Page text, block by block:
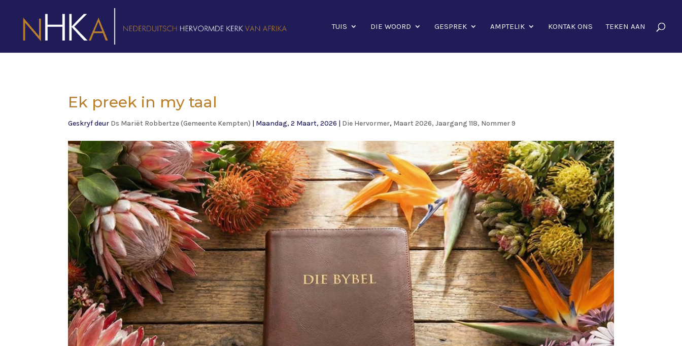
TUIS DIE WOORD GESPREK AMPTELIK KONTAK ONS TEKEN AAN
Ek preek in my taal
Geskryf deur Ds Mariët Robbertze (Gemeente Kempten) | Maandag, 2 Maart, 2026 | Die Hervormer, Maart 2026, Jaargang 118, Nommer 9